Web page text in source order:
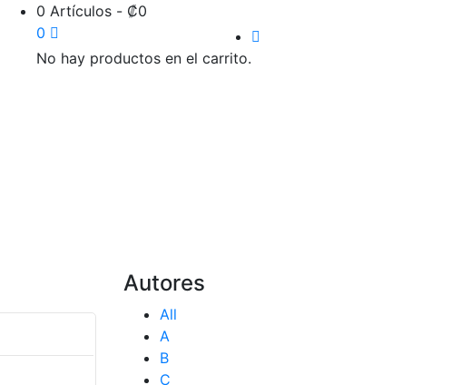
0 Artículos - ₡0
0
No hay productos en el carrito.
Autores
All
A
B
C